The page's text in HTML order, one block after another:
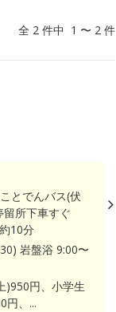
全 2 件中 1 〜 2 件
とでんバス(伏
所下車すぐ
10分
岩盤浴 9:00〜
)950円、小学生
円、...